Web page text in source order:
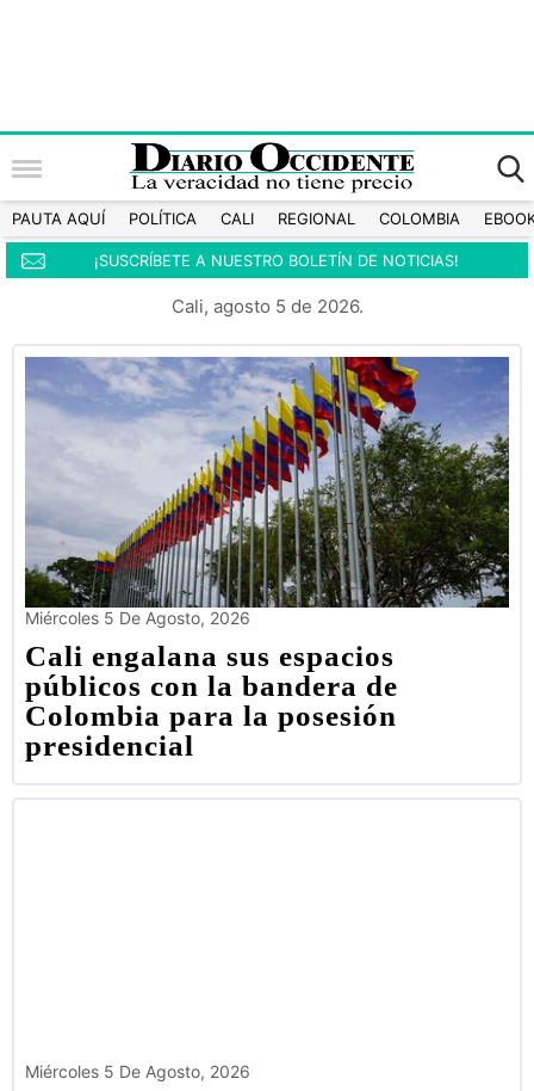
PAUTA AQUÍ POLÍTICA CALI REGIONAL COLOMBIA
¡SUSCRÍBETE A NUESTRO BOLETÍN DE NOTICIAS!
Cali, agosto 5 de 2026.
Miércoles 5 De Agosto, 2026
Cali engalana sus espacios
públicos con la bandera de
Colombia para la posesión
presidencial
Miércoles 5 De Agosto, 2026